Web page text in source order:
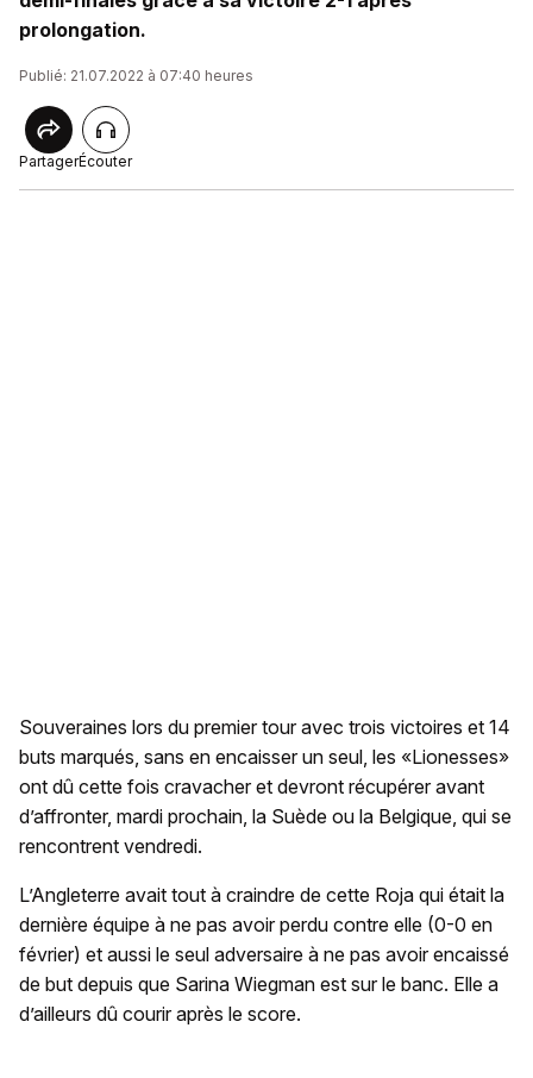
prolongation.
Publié: 21.07.2022 à 07:40 heures
PartagerÉcouter
Souveraines lors du premier tour avec trois victoires et 14
buts marqués, sans en encaisser un seul, les «Lionesses»
ont dû cette fois cravacher et devront récupérer avant
d’affronter, mardi prochain, la Suède ou la Belgique, qui se
rencontrent vendredi.
L’Angleterre avait tout à craindre de cette Roja qui était la
dernière équipe à ne pas avoir perdu contre elle (0-0 en
février) et aussi le seul adversaire à ne pas avoir encaissé
de but depuis que Sarina Wiegman est sur le banc. Elle a
d’ailleurs dû courir après le score.